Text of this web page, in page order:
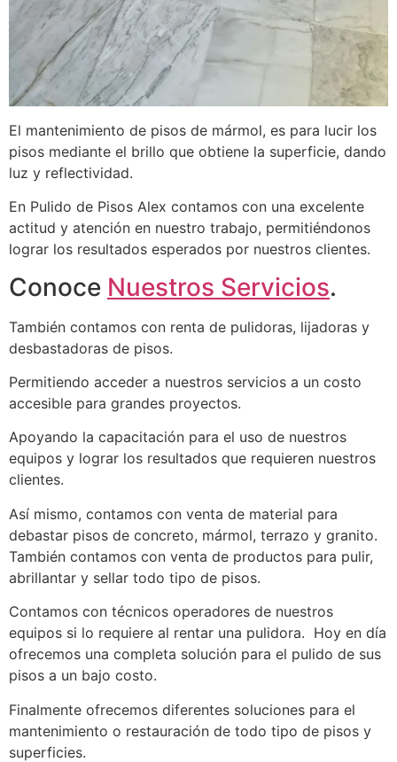
El mantenimiento de pisos de mármol, es para lucir los
pisos mediante el brillo que obtiene la superficie, dando
luz y reflectividad.
En Pulido de Pisos Alex contamos con una excelente
actitud y atención en nuestro trabajo, permitiéndonos
lograr los resultados esperados por nuestros clientes.
Conoce Nuestros Servicios.
También contamos con renta de pulidoras, lijadoras y
desbastadoras de pisos.
Permitiendo acceder a nuestros servicios a un costo
accesible para grandes proyectos.
Apoyando la capacitación para el uso de nuestros
equipos y lograr los resultados que requieren nuestros
clientes.
Así mismo, contamos con venta de material para
debastar pisos de concreto, mármol, terrazo y granito.
También contamos con venta de productos para pulir,
abrillantar y sellar todo tipo de pisos.
Contamos con técnicos operadores de nuestros
equipos si lo requiere al rentar una pulidora. Hoy en día
ofrecemos una completa solución para el pulido de sus
pisos a un bajo costo.
Finalmente ofrecemos diferentes soluciones para el
mantenimiento o restauración de todo tipo de pisos y
superficies.